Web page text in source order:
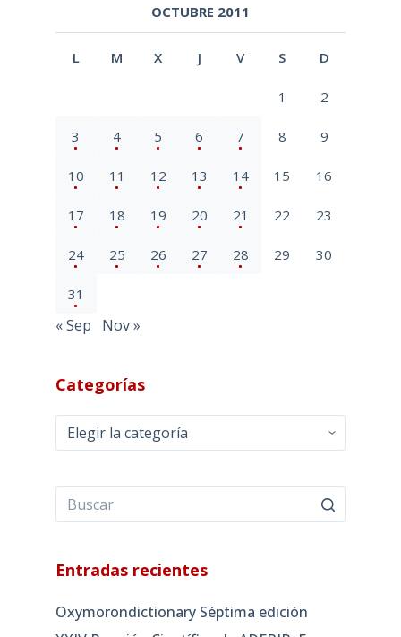
OCTUBRE 2011
L M X J V S D
1 2
3 4 5 6 7 8 9
10 11 12 13 14 15 16
17 18 19 20 21 22 23
24 25 26 27 28 29 30
31
« Sep Nov »
Categorías
Categorías
Entradas recientes
Oxymorondictionary Séptima edición